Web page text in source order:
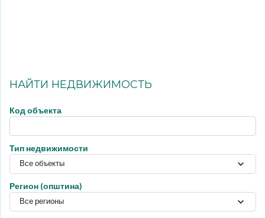
НАЙТИ НЕДВИЖИМОСТЬ
Код объекта
Тип недвижимости
Все объекты
Регион (општина)
Все регионы